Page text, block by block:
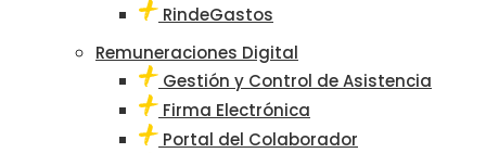
RindeGastos
Remuneraciones Digital
Gestión y Control de Asistencia
Firma Electrónica
Portal del Colaborador